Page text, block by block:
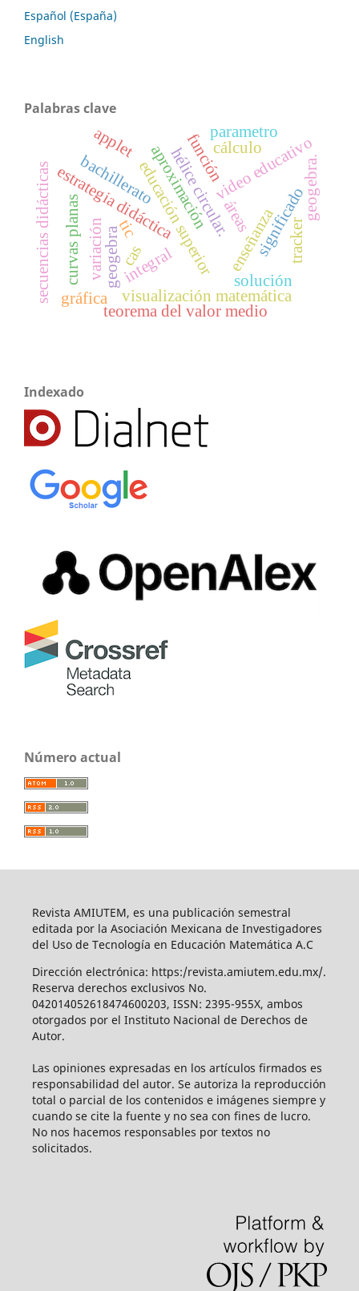
Español (España)
English
Palabras clave
educación superior
estrategia didáctica
geogebra
hélice circular.video educativo
áreas
visualización matemática
aproximación
teorema del valor medio
enseñanza
curvas planas significado
bachillerato
integral
función
solución
cálculo
secuencias didácticas gráfica
variación
geogebra.
applet
cas
tic tracker
parametro
Indexado
Número actual
Revista AMIUTEM, es una publicación semestral
editada por la Asociación Mexicana de Investigadores
del Uso de Tecnología en Educación Matemática A.C
Dirección electrónica: https:/revista.amiutem.edu.mx/.
Reserva derechos exclusivos No.
042014052618474600203, ISSN: 2395-955X, ambos
otorgados por el Instituto Nacional de Derechos de
Autor.
Las opiniones expresadas en los artículos firmados es
responsabilidad del autor. Se autoriza la reproducción
total o parcial de los contenidos e imágenes siempre y
cuando se cite la fuente y no sea con fines de lucro.
No nos hacemos responsables por textos no
solicitados.